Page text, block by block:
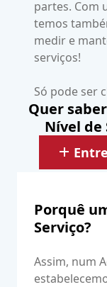
partes. Com
temos
medir e
serviços!
Só pode ser
Quer
Nível de
Porquê
Serviço?
Assim, num